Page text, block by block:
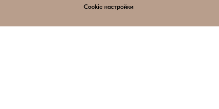
Cookie настройки